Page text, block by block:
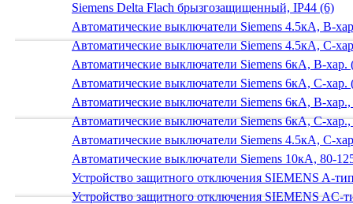
Siemens Delta Flach брызгозащищенный, IP44 (6)
Автоматические выключатели Siemens 4.5кА, B-
Автоматические выключатели Siemens 4.5кА, C-
Автоматические выключатели Siemens 6кА, B-хар.
Автоматические выключатели Siemens 6кА, С-хар.
Автоматические выключатели Siemens 6кА, B-
Автоматические выключатели Siemens 6кА, C-
Автоматические выключатели Siemens 4.5кА, C-
Автоматические выключатели Siemens 10кА, 80-
Устройство защитного отключения SIEMENS A-
Устройство защитного отключения SIEMENS AС-